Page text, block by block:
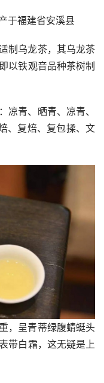
于福建省安溪县
制乌龙茶，其乌龙茶
以铁观音品种茶树制
凉青、晒青、凉青、
、复焙、复包揉、文
，呈青蒂绿腹蜻蜓头
带白霜，这无疑是上